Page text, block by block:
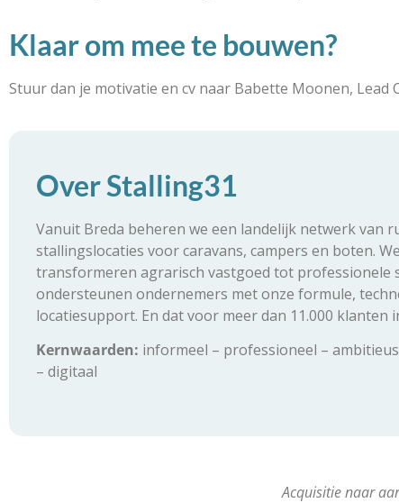
Klaar om mee te bouwen?
Stuur dan je motivatie en cv naar Babette Moonen, Lead
Over Stalling31
Vanuit Breda beheren we een landelijk netwerk van
stallingslocaties voor caravans, campers en boten. We
transformeren agrarisch vastgoed tot professionele
ondersteunen ondernemers met onze formule,
locatiesupport. En dat voor meer dan 11.000 klanten
Kernwaarden: informeel – professioneel –
– digitaal
Acquisitie naar